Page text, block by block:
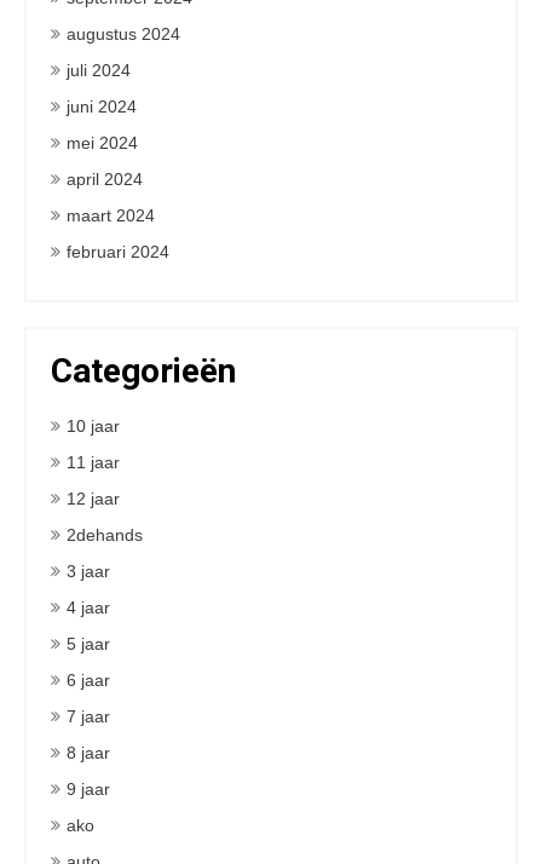
augustus 2024
juli 2024
juni 2024
mei 2024
april 2024
maart 2024
februari 2024
Categorieën
10 jaar
11 jaar
12 jaar
2dehands
3 jaar
4 jaar
5 jaar
6 jaar
7 jaar
8 jaar
9 jaar
ako